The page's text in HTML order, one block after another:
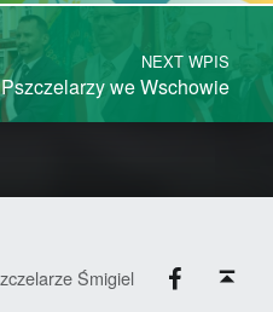
NEXT WPIS
we Wschowie
Śmigiel